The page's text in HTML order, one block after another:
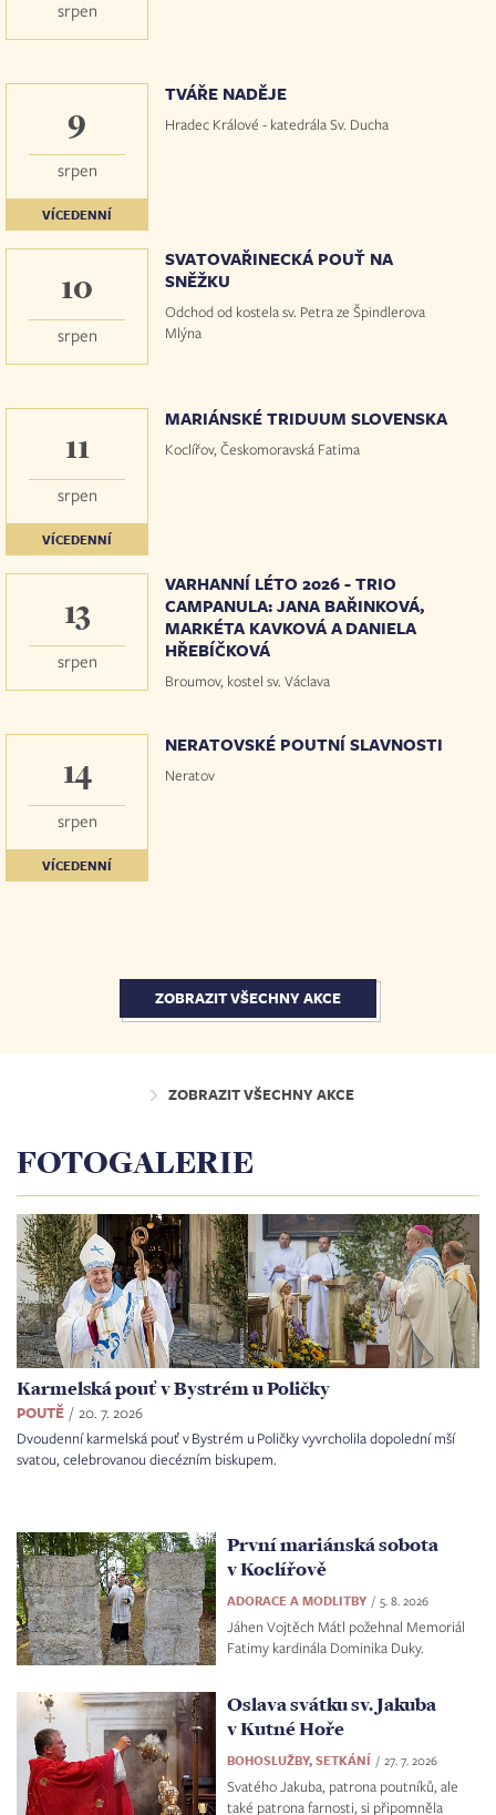
srpen
9
srpen
VÍCEDENNÍ
TVÁŘE NADĚJE
Hradec Králové - katedrála Sv. Ducha
10
srpen
SVATOVAŘINECKÁ POUŤ NA
SNĚŽKU
Odchod od kostela sv. Petra ze Špindlerova
Mlýna
11
srpen
VÍCEDENNÍ
MARIÁNSKÉ TRIDUUM SLOVENSKA
Koclířov, Českomoravská Fatima
13
srpen
VARHANNÍ LÉTO 2026 - TRIO
CAMPANULA: JANA BAŘINKOVÁ,
MARKÉTA KAVKOVÁ A DANIELA
HŘEBÍČKOVÁ
Broumov, kostel sv. Václava
14
srpen
VÍCEDENNÍ
NERATOVSKÉ POUTNÍ SLAVNOSTI
Neratov
ZOBRAZIT VŠECHNY AKCE
ZOBRAZIT VŠECHNY AKCE
FOTOGALERIE
Karmelská pouť v Bystrém u Poličky
POUTĚ
20. 7. 2026
Dvoudenní karmelská pouť v Bystrém u Poličky vyvrcholila dopolední mší
svatou, celebrovanou diecézním biskupem.
První mariánská sobota
v Koclířově
ADORACE A MODLITBY 5. 8. 2026
Jáhen Vojtěch Mátl požehnal Memoriál
Fatimy kardinála Dominika Duky.
Oslava svátku sv. Jakuba
v Kutné Hoře
BOHOSLUŽBY, SETKÁNÍ 27. 7. 2026
Svatého Jakuba, patrona poutníků, ale
také patrona farnosti, si připomněla